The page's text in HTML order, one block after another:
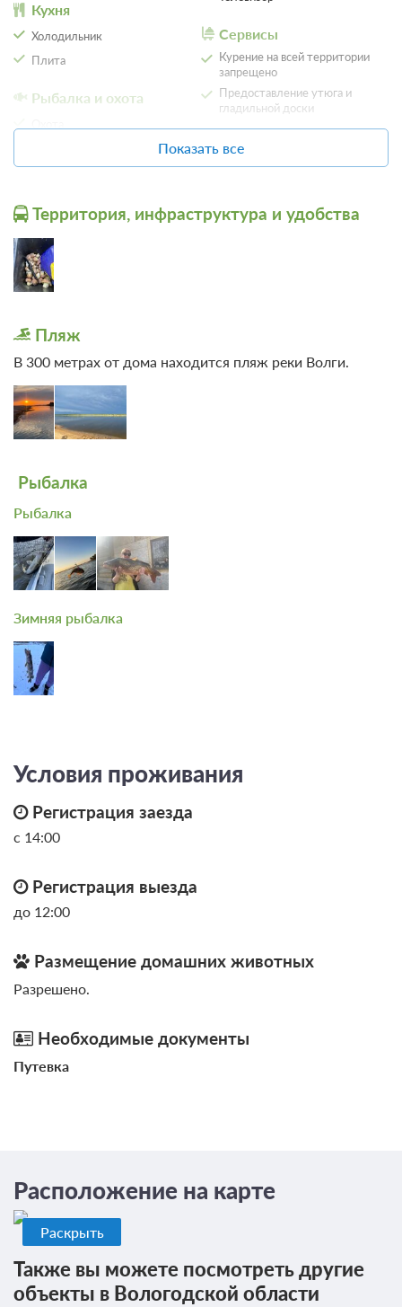
Кухня
Холодильник
Плита
Рыбалка и охота
Пешие прогулки
Сервисы
Курение на всей территории
запрещено
Предоставление утюга и
гладильной доски
Общие
Кондиционер
Удобства в номере
Показать все
Территория, инфраструктура и удобства
Пляж
В 300 метрах от дома находится пляж реки Волги.
Рыбалка
Рыбалка
Зимняя рыбалка
Условия проживания
Регистрация заезда
с 14:00
Регистрация выезда
до 12:00
Размещение домашних животных
Разрешено.
Необходимые документы
Путевка
Расположение на карте
Раскрыть
Также вы можете посмотреть другие
объекты в Вологодской области